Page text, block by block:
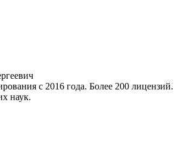
с 2016 года. Более 200 лицензий.
наук.